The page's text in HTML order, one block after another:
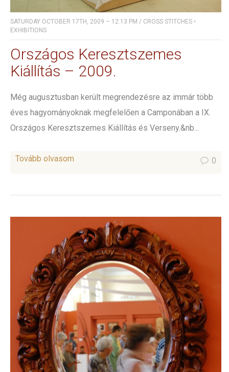
SATURDAY OCTOBER 17TH, 2009 – 12:13 PM / CROSS STITCHES •
EXHIBITIONS
Országos Keresztszemes
Kiállítás – 2009.
Még augusztusban került megrendezésre az immár több
éves hagyományoknak megfelelően a Camponában a IX.
Országos Keresztszemes Kiállítás és Verseny.&nb...
Tovább olvasom 0